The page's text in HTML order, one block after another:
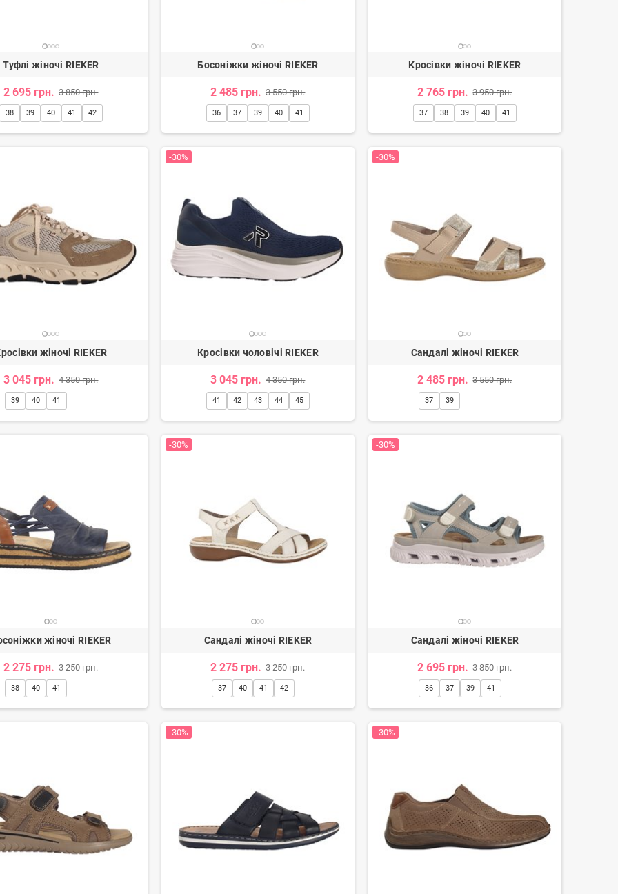
Туфлі жіночі RIEKER
2 695 грн. 3 850 грн.
38 39 40 41 42
Босоніжки жіночі RIEKER
2 485 грн. 3 550 грн.
36 37 39 40 41
Кросівки жіночі RIEKER
2 765 грн. 3 950 грн.
37 38 39 40 41
жіночі RIEKER
3 045 грн. 4 350 грн.
39 40 41
-30%
Кросівки чоловічі RIEKER
3 045 грн. 4 350 грн.
41 42 43 44 45
-30%
Сандалі жіночі RIEKER
2 485 грн. 3 550 грн.
37 39
жіночі RIEKER
2 275 грн. 3 250 грн.
38 40 41
-30%
Сандалі жіночі RIEKER
2 275 грн. 3 250 грн.
37 40 41 42
-30%
Сандалі жіночі RIEKER
2 695 грн. 3 850 грн.
36 37 39 41
-30% -30%